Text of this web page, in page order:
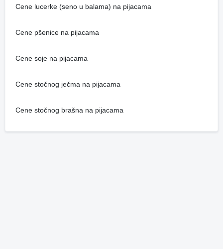
Cene lucerke (seno u balama) na pijacama
Cene pšenice na pijacama
Cene soje na pijacama
Cene stočnog ječma na pijacama
Cene stočnog brašna na pijacama